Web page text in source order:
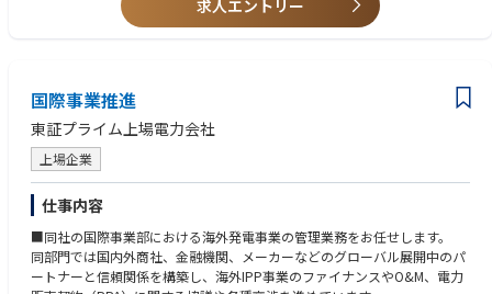
・シフトアシスタント職について：https://www.amazon.co.jp/career/p
り研修期間は異なります。
＜求める人物像＞
・赴任先のルールや文化を理解して適応、順応していく力を持っている方
求人エントリー
国際事業推進
東証プライム上場電力会社
上場企業
仕事内容
■同社の国際事業部における海外発電事業の管理業務をお任せします。
同部門では国内外商社、金融機関、メーカーなどのグローバル展開中のパ
ートナーと信頼関係を構築し、海外IPP事業のファイナンスやO&M、電力